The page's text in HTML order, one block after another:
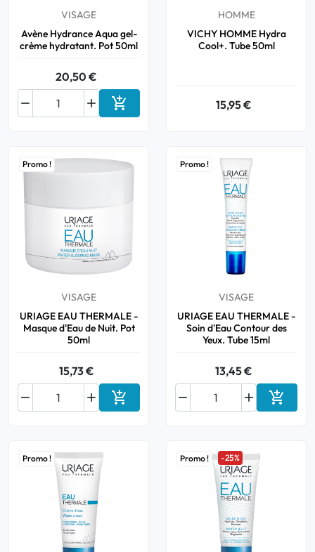
VISAGE
Avène Hydrance Aqua gel-
crème hydratant. Pot 50ml
20,50 €

 Ajouter au panier
HOMME
VICHY HOMME Hydra
Cool+. Tube 50ml
15,95 €
Promo !
VISAGE
URIAGE EAU THERMALE -
Masque d'Eau de Nuit. Pot
50ml
15,73 €

 Ajouter au panier
Promo !
VISAGE
URIAGE EAU THERMALE -
Soin d'Eau Contour des
Yeux. Tube 15ml
13,45 €

 
Promo ! Promo ! -25%